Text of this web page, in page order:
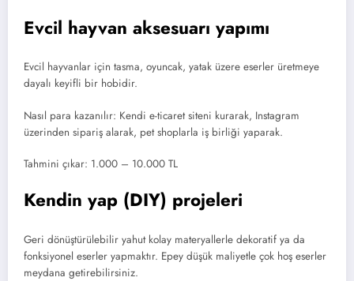
Evcil hayvan aksesuarı yapımı
Evcil hayvanlar için tasma, oyuncak, yatak üzere eserler üretmeye
dayalı keyifli bir hobidir.
Nasıl para kazanılır: Kendi e-ticaret siteni kurarak, Instagram
üzerinden sipariş alarak, pet shoplarla iş birliği yaparak.
Tahmini çıkar: 1.000 – 10.000 TL
Kendin yap (DIY) projeleri
Geri dönüştürülebilir yahut kolay materyallerle dekoratif ya da
fonksiyonel eserler yapmaktır. Epey düşük maliyetle çok hoş eserler
meydana getirebilirsiniz.